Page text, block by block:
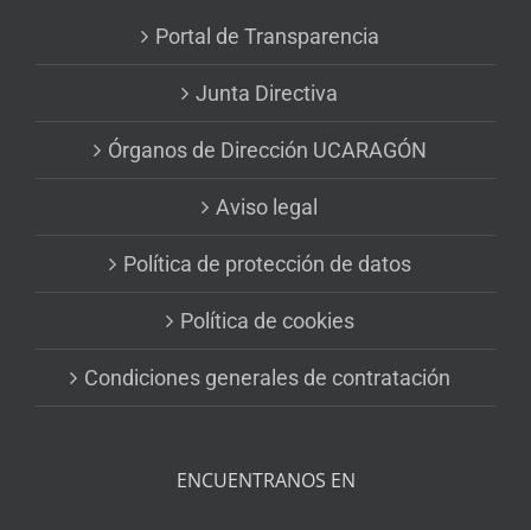
Portal de Transparencia
Junta Directiva
Órganos de Dirección UCARAGÓN
Aviso legal
Política de protección de datos
Política de cookies
Condiciones generales de contratación
ENCUENTRANOS EN